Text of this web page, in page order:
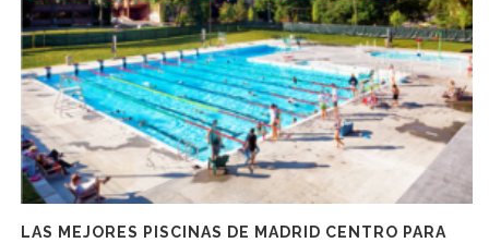
LAS MEJORES PISCINAS DE MADRID CENTRO PARA